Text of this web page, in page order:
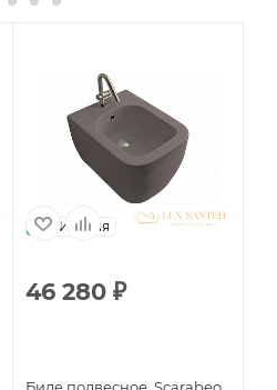
Италия
46 280 ₽
Биде подвесное, Scarabeo